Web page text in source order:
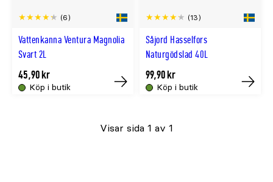
Vattenkanna Ventura Magnolia
Svart 2L
(6)
Köp i butik
45,90 kr
Tillfälligt
online
Såjord Hasselfors
Naturgödslad 40L
(13)
Köp i butik
99,90 kr
Köp
Visar sida 1 av 1